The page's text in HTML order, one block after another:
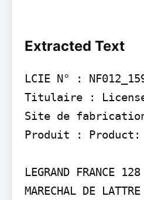
Extracted Text
LCIE N° :
Titulaire :
Site de
Produit : Product:
LEGRAND FRANCE
MARECHAL DE